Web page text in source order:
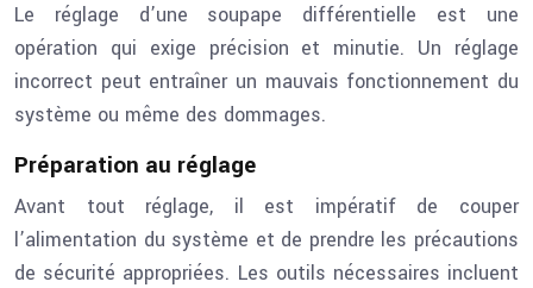
Le réglage d’une soupape différentielle est une
opération qui exige précision et minutie. Un réglage
incorrect peut entraîner un mauvais fonctionnement du
système ou même des dommages.
Préparation au réglage
Avant tout réglage, il est impératif de couper
l’alimentation du système et de prendre les précautions
de sécurité appropriées. Les outils nécessaires incluent